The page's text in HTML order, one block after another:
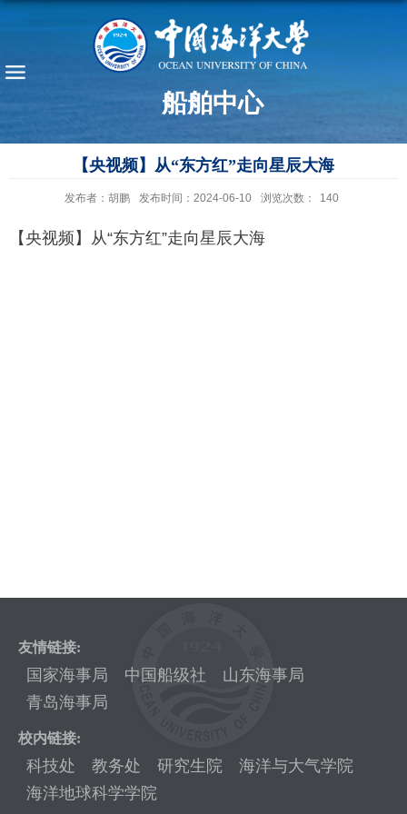
船舶中心
【央视频】从“东方红”走向星辰大海
发布者：胡鹏 发布时间：2024-06-10 浏览次数： 140
【央视频】从“东方红”走向星辰大海
友情链接:
国家海事局 中国船级社
山东海事局
青岛海事局
校内链接:
科技处 教务处 研究生院
海洋与大气学院
海洋地球科学学院